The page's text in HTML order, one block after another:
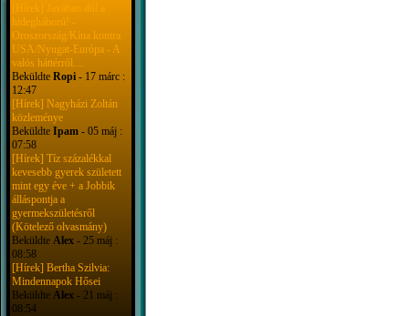
[Hírek] Javában dúl a
hidegháború! -
Oroszország/Kína kontra
USA/Nyugat-Európa - A
valós háttérről....
Beküldte Ropi - 17 márc :
12:47
[Hírek] Nagyházi Zoltán
közleménye
Beküldte Ipam - 05 máj :
07:58
[Hírek] Tíz százalékkal
kevesebb gyerek született
mint egy éve + a Jobbik
álláspontja a
gyermekszületésről
(Kötelező olvasmány)
Beküldte Alex - 25 máj :
08:58
[Hírek] Bertha Szilvia:
Mindennapok Hősei
Beküldte Alex - 21 máj :
08:54